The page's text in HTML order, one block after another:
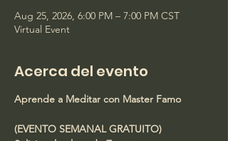
Aug 25, 2026, 6:00 PM – 7:00 PM CST
Virtual Event
Acerca del evento
Aprende a Meditar con Master Famo
(EVENTO SEMANAL GRATUITO)